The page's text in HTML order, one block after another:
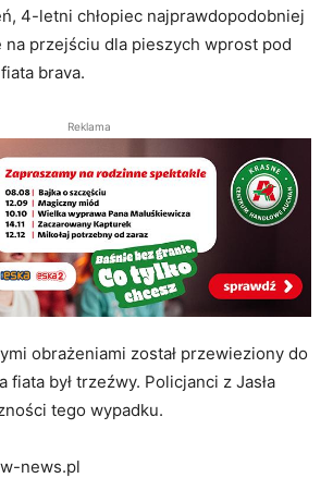
4-letni chłopiec najprawdopodobniej
na przejściu dla pieszych wprost pod
brava.
Reklama
obrażeniami został przewieziony do
fiata był trzeźwy. Policjanci z Jasła
tego wypadku.
news.pl